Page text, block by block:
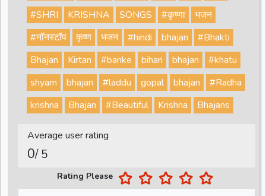
#SHRI
KRISHNA SONGS #कृष्णा
भजन
#नॉनस्टॉप
कृष्ण भजन #hindi bhajan
#Bhakti
Bhajan
Kirtan #banke bihari bhajan
#khatu
shyam
bhajan #laddu gopal bhajan
#Radha
krishna
Bhajan #Beautiful Krishna Bhajans
Average user rating
0/ 5
Rating Please